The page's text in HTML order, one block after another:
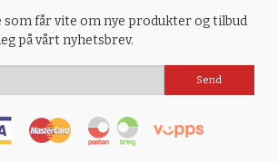
som får vite om nye produkter og tilbud
på vårt nyhetsbrev.